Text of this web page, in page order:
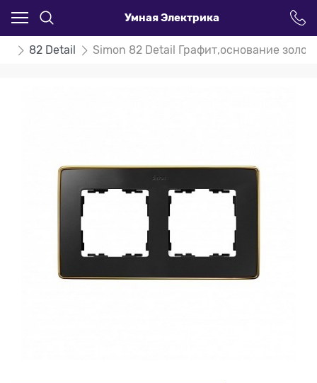
Умная Электрика
82 Detail Simon 82 Detail Графит,основание